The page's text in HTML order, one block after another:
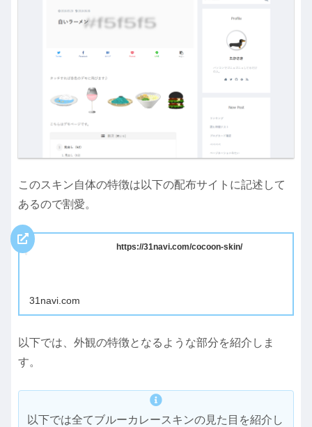
このスキン自体の特徴は以下の配布サイトに記述して
あるので割愛。
https://31navi.com/cocoon-skin/
31navi.com
以下では、外観の特徴となるような部分を紹介しま
す。
以下では全てブルーカレースキンの見た目を紹介し